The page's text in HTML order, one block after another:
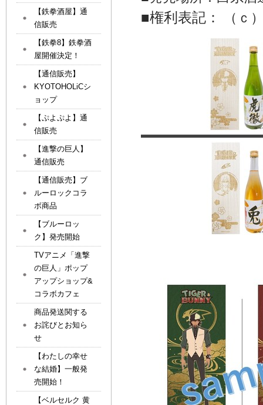
■権利表記： （ｃ
【鉄拳酒屋】通
信販売
【鉄拳8】鉄拳酒
屋開催決定！
【通信販売】
KYOTOHOLiCシ
ョップ
【ぷよぷよ】通
信販売
【進撃の巨人】
通信販売
【通信販売】ブ
ルーロックコラ
ボ商品
【ブルーロッ
ク】発売開始
TVアニメ「進撃
の巨人」ポップ
アップショップ&
コラボカフェ
商品発送関する
お詫びとお知ら
せ
【わたしの幸せ
な結婚】一般発
売開始！
【ベルセルク 黄